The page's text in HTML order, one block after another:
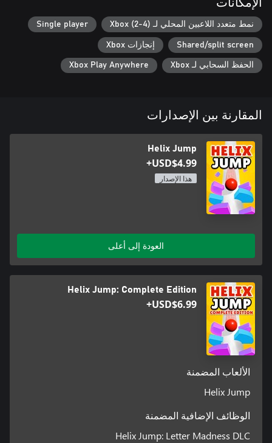
انطلق إلى مغامرة لا تنتهي أبدًا بمستويات غير محدودة، واختبر مهاراتك
وادع الآخرين لقضاء وقت ممتع معًا!
الإمكانات
نمط متعدد اللاعبين المحلي لـ Xbox (2-4) Single player
Shared/split screen إنجازات Xbox
الحفظ السحابي لـ Xbox Xbox Play Anywhere
المقارنة بين الإصدارات
Helix Jump
USD$4.99+
هذا الإصدار
العودة إلى أعلى
Helix Jump: Complete Edition
USD$6.99+
الألعاب المضمنة
Helix Jump
الوظائف الإضافية المضمنة
Helix Jump: Letter Madness DLC